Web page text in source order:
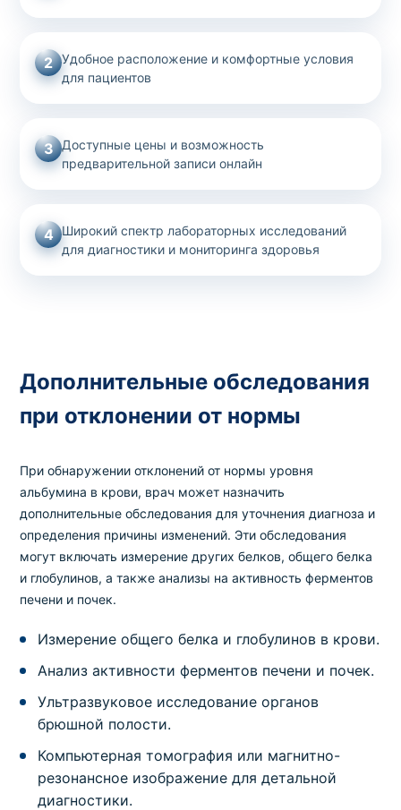
2 Удобное расположение и комфортные условия
для пациентов
3 Доступные цены и возможность
предварительной записи онлайн
4 Широкий спектр лабораторных исследований
для диагностики и мониторинга здоровья
Дополнительные обследования
при отклонении от нормы
При обнаружении отклонений от нормы уровня
альбумина в крови, врач может назначить
дополнительные обследования для уточнения диагноза и
определения причины изменений. Эти обследования
могут включать измерение других белков, общего белка
и глобулинов, а также анализы на активность ферментов
печени и почек.
Измерение общего белка и глобулинов в крови.
Анализ активности ферментов печени и почек.
Ультразвуковое исследование органов
брюшной полости.
Компьютерная томография или магнитно-
резонансное изображение для детальной
диагностики.